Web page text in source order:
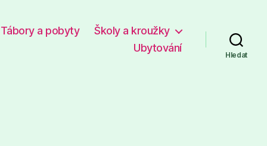
Tábory a pobyty
Školy a kroužky
Ubytování
Hledat